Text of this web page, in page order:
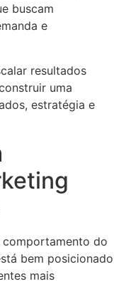
buscam
e
resultados
uma
estratégia e
do
bem posicionado
mais